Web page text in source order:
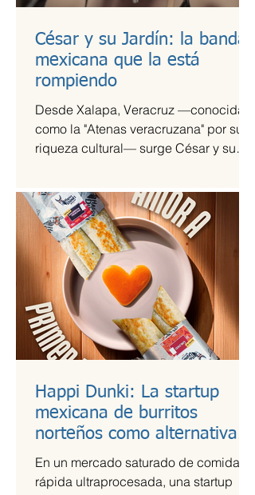
César y su Jardín: la banda
mexicana que la está
rompiendo
Desde Xalapa, Veracruz —conocida
como la "Atenas veracruzana" por su
riqueza cultural— surge César y su
en la escena de la música de fusión.
Happi Dunki: La startup
mexicana de burritos
norteños como alternativa
nutritiva
En un mercado saturado de comida
rápida ultraprocesada, una startup